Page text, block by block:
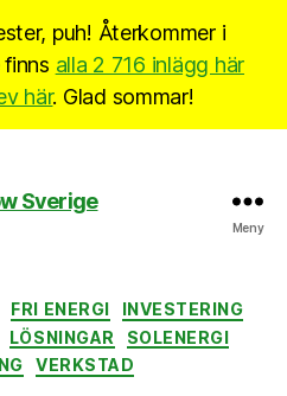
puh! Återkommer i
alla 2 716 inlägg här
här. Glad sommar!
Meny
Kategorier
FRI ENERGI
INVESTERING
LÖSNINGAR
SOLENERGI
VERKSTAD